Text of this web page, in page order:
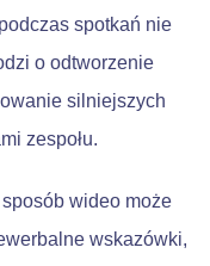
spotkań nie
o odtworzenie
silniejszych
zespołu.
wideo może
wskazówki,